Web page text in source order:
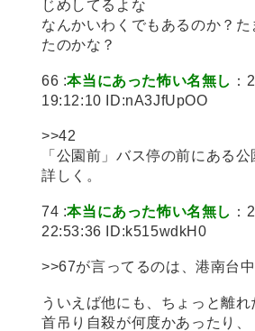
じめしてるよな
なんかいわくでもあるのか？
たのかな？
66 :本当にあった怖い名無し ：
19:12:10 ID:nA3JfUpOO
>>42
「公園前」バス停の前にある公
詳しく。
74 :本当にあった怖い名無し ：
22:53:36 ID:k515wdkH0
>>67が言ってるのは、港南台
ういえば他にも、ちょっと離
首吊り自殺が何度かあったり、